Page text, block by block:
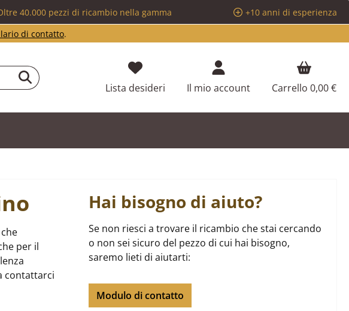
40.000 pezzi di ricambio nella gamma
+10 anni di esperienza
di contatto.
Lista desideri Hai 0 articoli nella lista dei desideri
Il mio account Carrello 0,00 €
per il
contattarci
Hai bisogno di aiuto?
Se non riesci a trovare il ricambio che stai cercando
o non sei sicuro del pezzo di cui hai bisogno,
saremo lieti di aiutarti:
Modulo di contatto